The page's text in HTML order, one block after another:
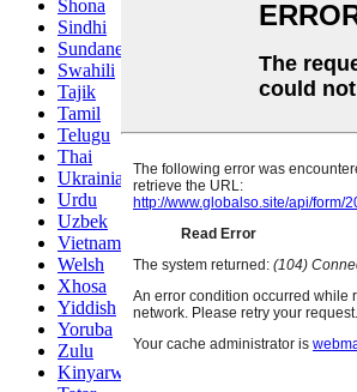
Shona
Sindhi
Sundanese
Swahili
Tajik
Tamil
Telugu
Thai
Ukrainian
Urdu
Uzbek
Vietnamese
Welsh
Xhosa
Yiddish
Yoruba
Zulu
Kinyarwanda